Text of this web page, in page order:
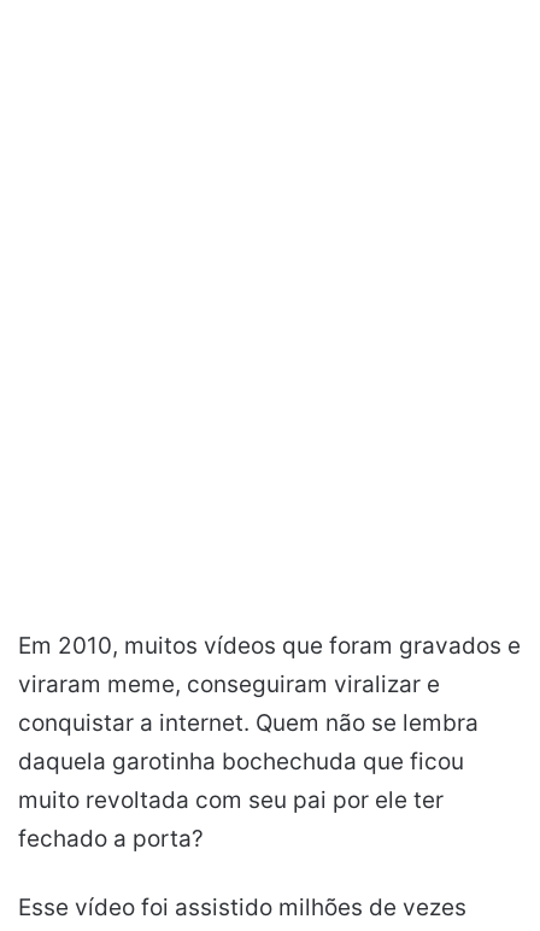
Em 2010, muitos vídeos que foram gravados e
viraram meme, conseguiram viralizar e
conquistar a internet. Quem não se lembra
daquela garotinha bochechuda que ficou
muito revoltada com seu pai por ele ter
fechado a porta?
Esse vídeo foi assistido milhões de vezes